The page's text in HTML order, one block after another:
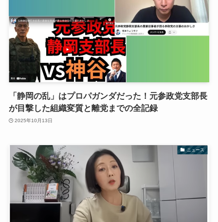
「静岡の乱」はプロパガンダだった！元参政党支部長
が目撃した組織変質と離党までの全記録
2025年10月13日
ニュース